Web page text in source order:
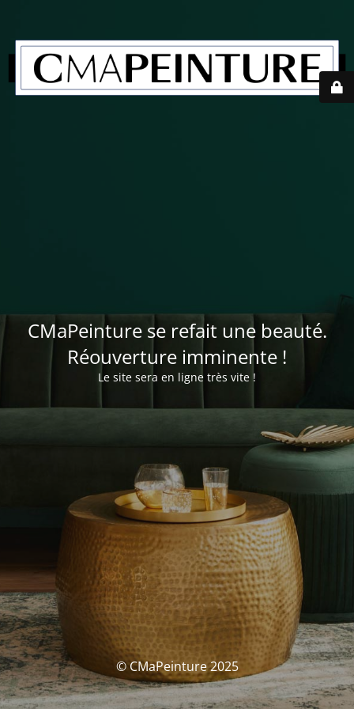
CMaPeinture se refait une beauté.
Réouverture imminente !
Le site sera en ligne très vite !
© CMaPeinture 2025